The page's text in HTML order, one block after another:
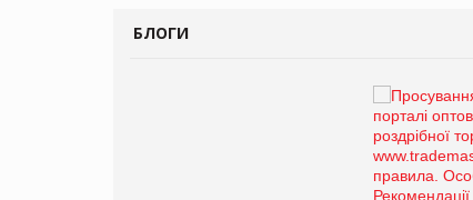
БЛОГИ